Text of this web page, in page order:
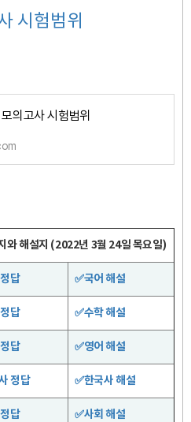
시험범위
의고사 시험범위
와 해설지 (2022년 3월 24일 목요일)
답 ✅국어 해설
답 ✅수학 해설
답 ✅영어 해설
정답 ✅한국사 해설
답 ✅사회 해설